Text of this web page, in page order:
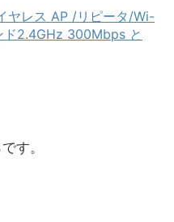
ヤレス AP /リピータ/Wi-
ド2.4GHz 300Mbps と
す。